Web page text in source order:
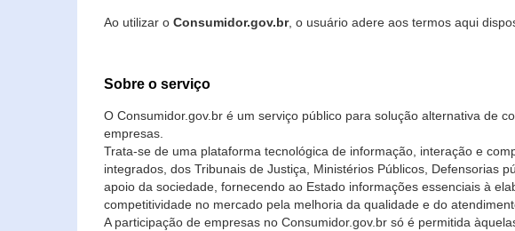
Ao utilizar o Consumidor.gov.br, o usuário adere aos termos aqui
Sobre o serviço
O Consumidor.gov.br é um serviço público para solução alternativa de
empresas.
Trata-se de uma plataforma tecnológica de informação, interação e
integrados, dos Tribunais de Justiça, Ministérios Públicos, Defensorias
apoio da sociedade, fornecendo ao Estado informações essenciais à
competitividade no mercado pela melhoria da qualidade e do
A participação de empresas no Consumidor.gov.br só é permitida